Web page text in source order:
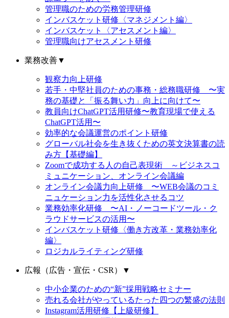
管理職のための労務管理研修
インバスケット研修〈マネジメント編〉
インバスケット〈アセスメント編〉
管理職向けアセスメント研修
業務改善▼
観察力向上研修
若手・中堅社員のための事務・総務職研修 〜実
務の基礎と「振る舞い力」向上に向けて〜
教員向けChatGPT活用研修〜教育現場で使える
ChatGPT活用〜
効率的な会議運営のポイント研修
グローバル社会を生き抜くための英文決算書の読
み方【基礎編】
Zoomで成功する人の自己表現術 ～ビジネスコ
ミュニケーション、オンライン会議編
オンライン会議力向上研修 〜WEB会議のコミ
ニュケーション力を活性化させるコツ
業務効率化研修 〜AI・ノーコードツール・ク
ラウドサービスの活用〜
インバスケット研修〈働き方改革・業務効率化
編〉
ロジカルライティング研修
広報（広告・宣伝・CSR） ▼
中小企業のための“新”採用戦略セミナー
売れる会社がやっているたった四つの繁盛の法則
Instagram活用研修【上級研修】